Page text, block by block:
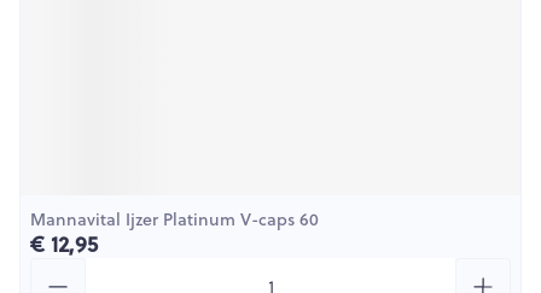
Mannavital Ijzer Platinum V-caps 60
€ 12,95